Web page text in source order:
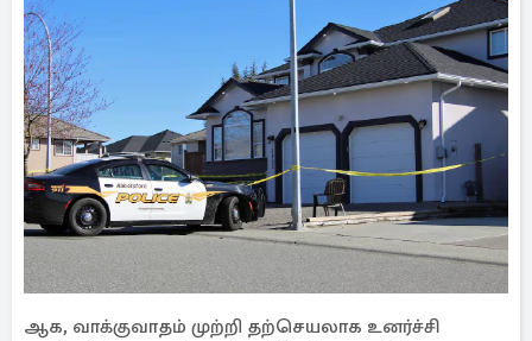
ஆக, வாக்குவாதம் முற்றி தற்செயலாக உனர்ச்சி